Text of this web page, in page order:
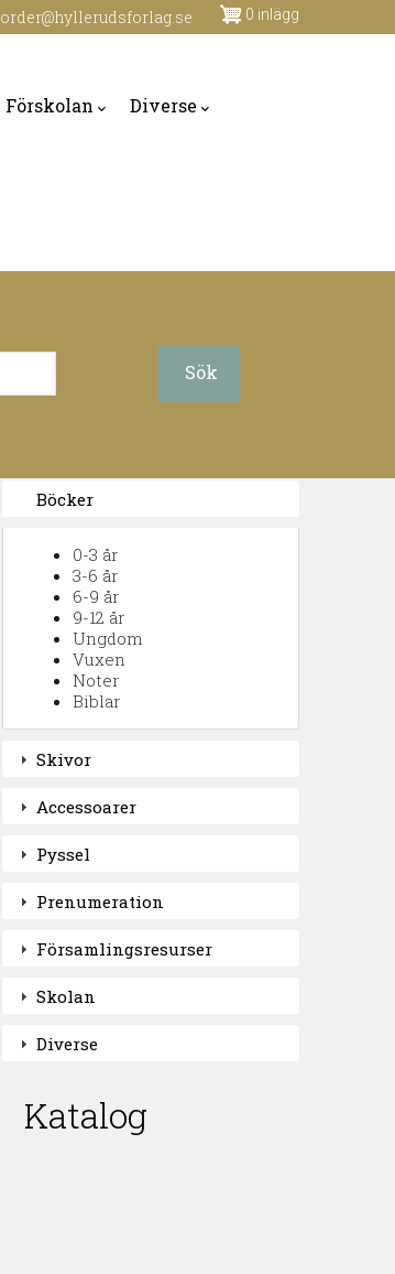
order@hyllerudsforlag.se 0 inlägg
Förskolan Diverse
Böcker
0-3 år
3-6 år
6-9 år
9-12 år
Ungdom
Vuxen
Noter
Biblar
Skivor
Accessoarer
Pyssel
Prenumeration
Församlingsresurser
Skolan
Diverse
Katalog